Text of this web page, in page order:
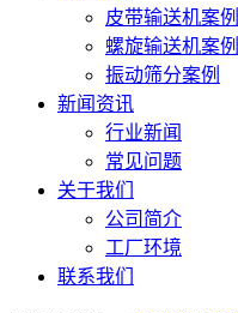
皮带输送机案例
螺旋输送机案例
振动筛分案例
新闻资讯
行业新闻
常见问题
关于我们
公司简介
工厂环境
联系我们